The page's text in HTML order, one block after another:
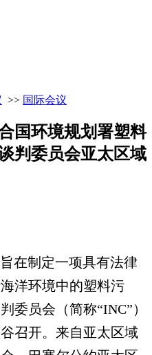
>> 国际会议
国环境规划署塑料
判委员会亚太区域
在制定一项具有法律
洋环境中的塑料污
委员会（简称“INC”）
召开。来自亚太区域